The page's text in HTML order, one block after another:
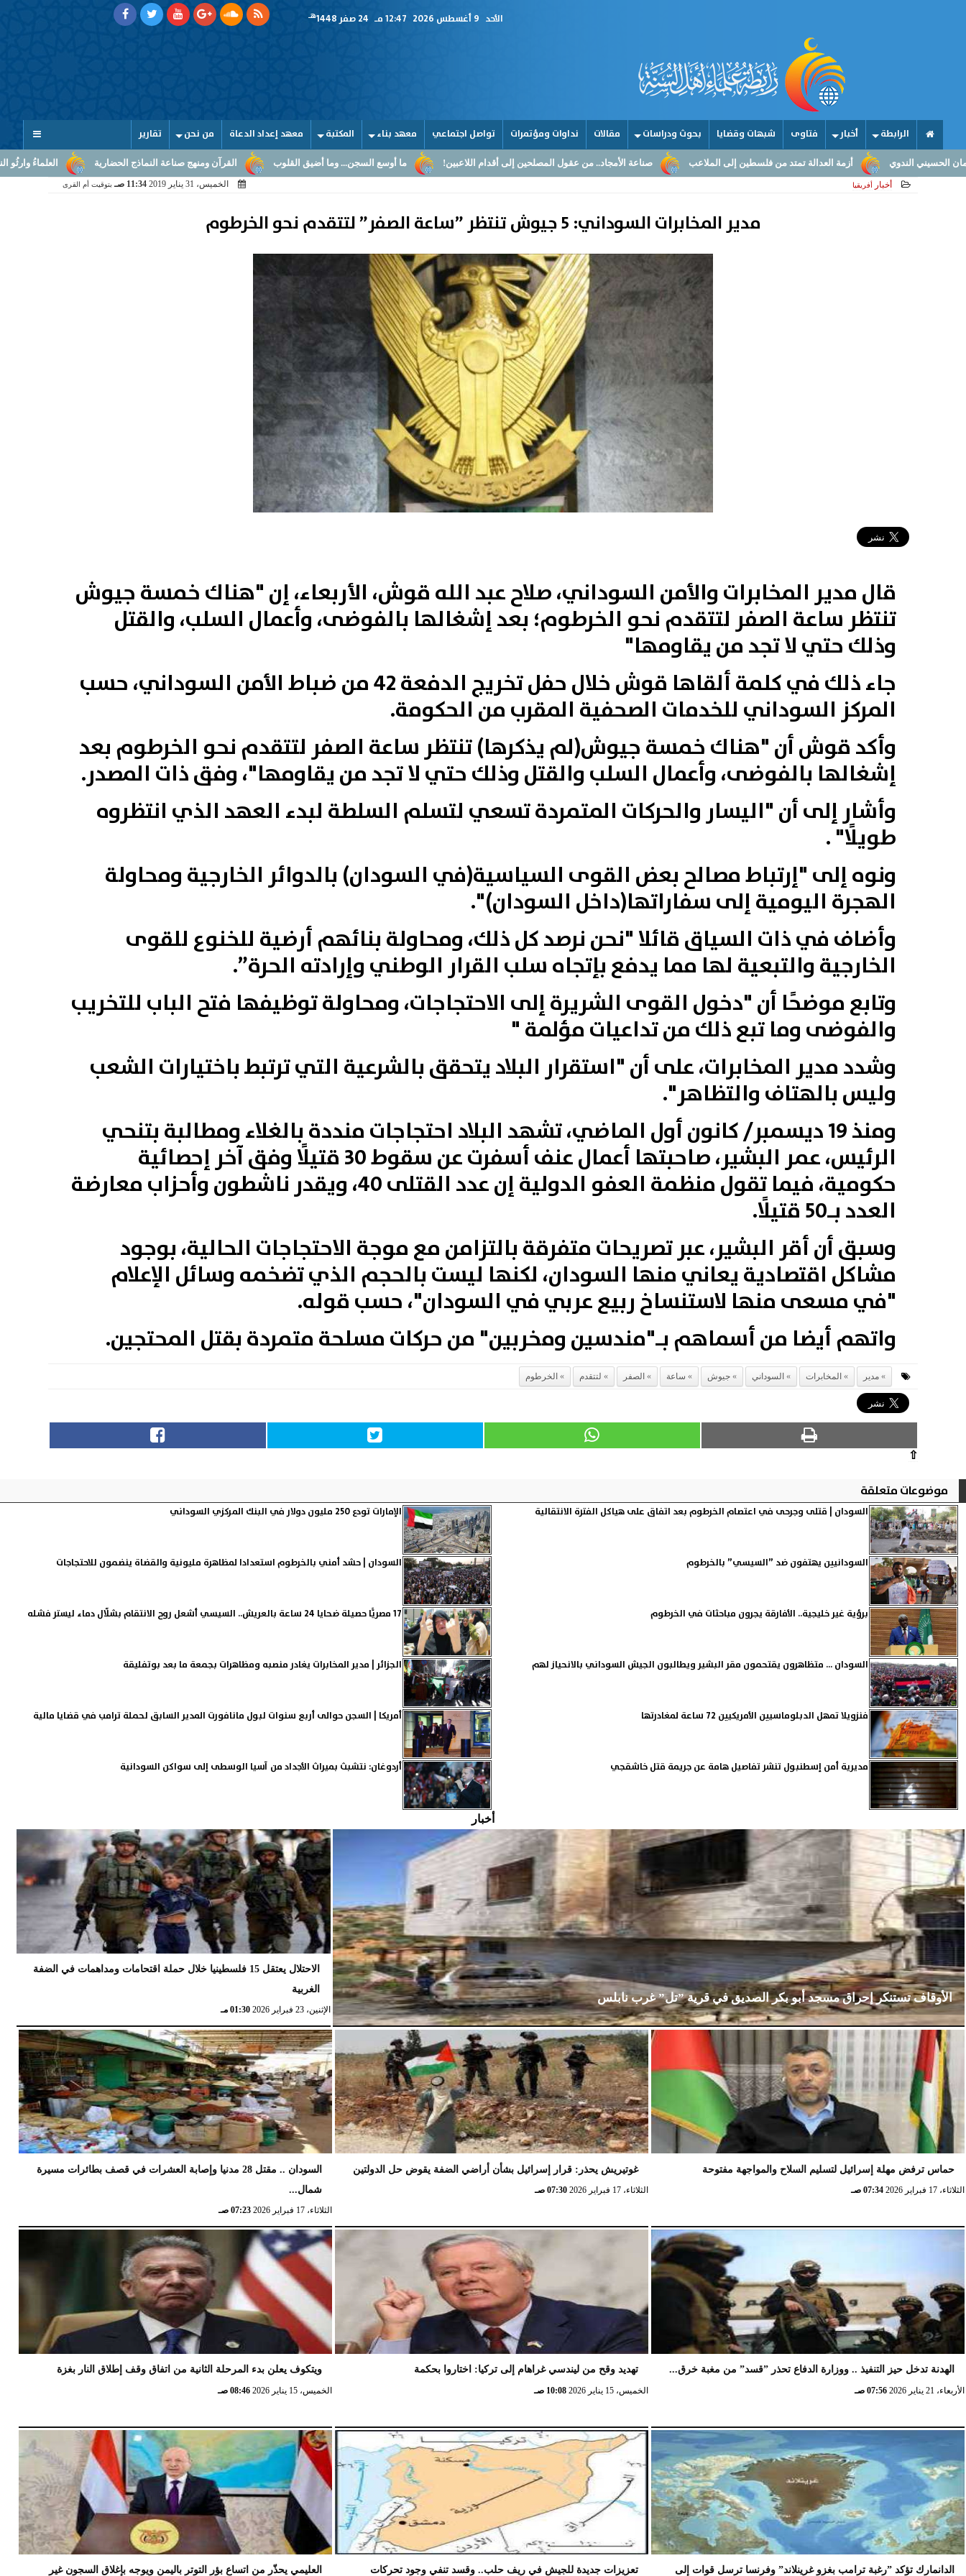
الأحد 12:47 مـ هـ
الرابطة أخبار فتاوى شبهات وقضايا بحوث ودراسات مقالات نداوات ومؤتمرات تواصل اجتماعي معهد بناء المكتبة معهد إعداد الدعاة من نحن تقارير
العلماءُ وارثُو النبوّة: من بلاغ الرسالة القرآن ومنهج صناعة النماذج الحضارية ما أوسع السجن... وما أضيق القلوب صناعة الأمجاد.. من عقول المصلحين إلى أقدام اللاعبين! أزمة العدالة تمتد من فلسطين إلى الملاعب
أخبار أفريقيا الخميس، 31 يناير 2019 11:34 صـ بتوقيت أم القرى
مدير المخابرات السوداني: 5 جيوش تنتظر ”ساعة الصفر” لتتقدم نحو الخرطوم
قال مدير المخابرات والأمن السوداني، صلاح عبد الله قوش، الأربعاء، إن "هناك خمسة جيوش
تنتظر ساعة الصفر لتتقدم نحو الخرطوم؛ بعد إشغالها بالفوضى، وأعمال السلب، والقتل
وذلك حتي لا تجد من يقاومها"
جاء ذلك في كلمة ألقاها قوش خلال حفل تخريج الدفعة 42 من ضباط الأمن السوداني، حسب
المركز السوداني للخدمات الصحفية المقرب من الحكومة.
وأكد قوش أن "هناك خمسة جيوش(لم يذكرها) تنتظر ساعة الصفر لتتقدم نحو الخرطوم بعد
إشغالها بالفوضى، وأعمال السلب والقتل وذلك حتي لا تجد من يقاومها"، وفق ذات المصدر.
وأشار إلى أن "اليسار والحركات المتمردة تسعي لتسلم السلطة لبدء العهد الذي انتظروه
طويلًا" .
ونوه إلى "إرتباط مصالح بعض القوى السياسية(في السودان) بالدوائر الخارجية ومحاولة
الهجرة اليومية إلى سفاراتها(داخل السودان)".
وأضاف في ذات السياق قائلا "نحن نرصد كل ذلك، ومحاولة بنائهم أرضية للخنوع للقوى
الخارجية والتبعية لها مما يدفع بإتجاه سلب القرار الوطني وإرادته الحرة”.
وتابع موضحًا أن "دخول القوى الشريرة إلى الاحتجاجات، ومحاولة توظيفها فتح الباب للتخريب
والفوضى وما تبع ذلك من تداعيات مؤلمة "
وشدد مدير المخابرات، على أن "استقرار البلاد يتحقق بالشرعية التي ترتبط باختيارات الشعب
وليس بالهتاف والتظاهر".
ومنذ 19 ديسمبر/ كانون أول الماضي، تشهد البلاد احتجاجات منددة بالغلاء ومطالبة بتنحي
الرئيس، عمر البشير، صاحبتها أعمال عنف أسفرت عن سقوط 30 قتيلًا وفق آخر إحصائية
حكومية، فيما تقول منظمة العفو الدولية إن عدد القتلى 40، ويقدر ناشطون وأحزاب معارضة
العدد بـ50 قتيلًا.
وسبق أن أقر البشير، عبر تصريحات متفرقة بالتزامن مع موجة الاحتجاجات الحالية، بوجود
مشاكل اقتصادية يعاني منها السودان، لكنها ليست بالحجم الذي تضخمه وسائل الإعلام
"في مسعى منها لاستنساخ ربيع عربي في السودان"، حسب قوله.
واتهم أيضا من أسماهم بـ"مندسين ومخربين" من حركات مسلحة متمردة بقتل المحتجين.
مدير المخابرات السوداني جيوش ساعة الصفر لتتقدم الخرطوم
⇧
موضوعات متعلقة
السودان | قتلى وجرحى في اعتصام الخرطوم بعد اتفاق على هياكل الفترة الانتقالية الإمارات تودع 250 مليون دولار في البنك المركزي السوداني
السودانيين يهتفون ضد ”السيسي” بالخرطوم السودان | حشد أمني بالخرطوم استعدادا لمظاهرة مليونية والقضاة ينضمون للاحتجاجات
برؤية غير خليجية.. الأفارقة يجرون مباحثات في الخرطوم 17 مصريًّا حصيلة ضحايا 24 ساعة بالعريش.. السيسي أشعل روح الانتقام بشلّال دماء ليستر فشله
السودان ... متظاهرون يقتحمون مقر البشير ويطالبون الجيش السوداني بالانحياز لهم الجزائر | مدير المخابرات يغادر منصبه ومظاهرات بجمعة ما بعد بوتفليقة
فنزويلا تمهل الدبلوماسيين الأمريكيين 72 ساعة لمغادرتها أمريكا | السجن حوالى أربع سنوات لبول مانافورت المدير السابق لحملة ترامب في قضايا مالية
مديرية أمن إسطنبول تنشر تفاصيل هامة عن جريمة قتل خاشقجي أردوغان: نتشبث بميراث الأجداد من آسيا الوسطى إلى سواكن السودانية
أخبار
الأوقاف تستنكر إحراق مسجد أبو بكر الصديق في قرية ”تل” غرب نابلس
الإثنين، 23 فبراير 2026 02:15 مـ
الاحتلال يعتقل 15 فلسطينيا خلال حملة اقتحامات ومداهمات في الضفة
الغربية
الإثنين، 23 فبراير 2026 01:30 مـ
حماس ترفض مهلة إسرائيل لتسليم السلاح والمواجهة مفتوحة
الثلاثاء، 17 فبراير 2026 07:34 صـ
غوتيريش يحذر: قرار إسرائيل بشأن أراضي الضفة يقوض حل الدولتين
الثلاثاء، 17 فبراير 2026 07:30 صـ
السودان .. مقتل 28 مدنيا وإصابة العشرات في قصف بطائرات مسيرة
شمال...
الثلاثاء، 17 فبراير 2026 07:23 صـ
الهدنة تدخل حيز التنفيذ .. ووزارة الدفاع تحذر ”قسد” من مغبة خرق...
الأربعاء، 21 يناير 2026 07:56 صـ
تهديد وقح من ليندسي غراهام إلى تركيا: اختاروا بحكمة
الخميس، 15 يناير 2026 10:08 صـ
ويتكوف يعلن بدء المرحلة الثانية من اتفاق وقف إطلاق النار بغزة
الخميس، 15 يناير 2026 08:46 صـ
الدانمارك تؤكد ”رغبة ترامب بغزو غرينلاند” وفرنسا ترسل قوات إلى تعزيزات جديدة للجيش في ريف حلب.. وقسد تنفي وجود تحركات العليمي يحذّر من اتساع بؤر التوتر باليمن ويوجه بإغلاق السجون غير